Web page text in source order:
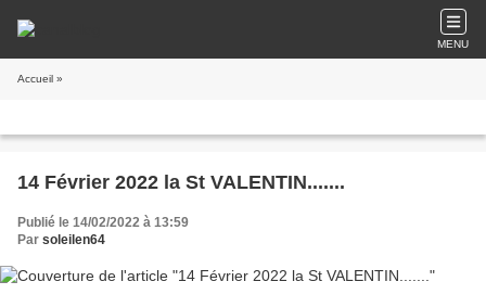
MENU
Accueil »
14 Février 2022 la St VALENTIN.......
Publié le 14/02/2022 à 13:59
Par soleilen64